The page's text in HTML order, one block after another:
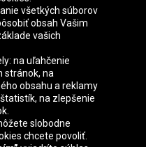
Éire
všetkých súborov
obsah Vašim
vašich
na uľahčenie
stránok, na
obsahu a reklamy
na zlepšenie
slobodne
chcete povoliť.